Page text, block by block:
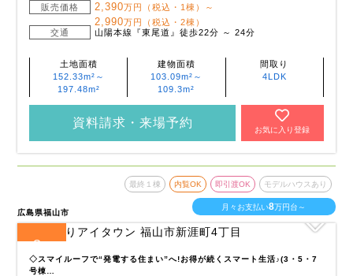
販売価格 2,390万円（税込・1棟）～
2,990万円（税込・2棟）
交通
山陽本線『東尾道』徒歩22分 ～ 24分
土地面積
152.33m²～
197.48m²
建物面積
103.09m²～
109.3m²
間取り
4LDK
資料請求・来場予約
お気に入り登録
広島県福山市
最終１棟 内覧OK 即引渡OK モデルハウスあり
月々お支払い8万円台～
8
◇スマイルーフで“発電する住まい”へ!お得が続くスマート生活♪(3・5・7
号棟…